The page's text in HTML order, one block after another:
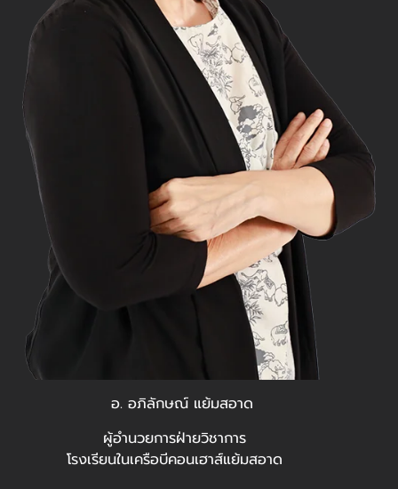
อ. อภิลักษณ์ แย้มสอาด
ผู้อำนวยการฝ่ายวิชาการ
โรงเรียนในเครือบีคอนเฮาส์แย้มสอาด